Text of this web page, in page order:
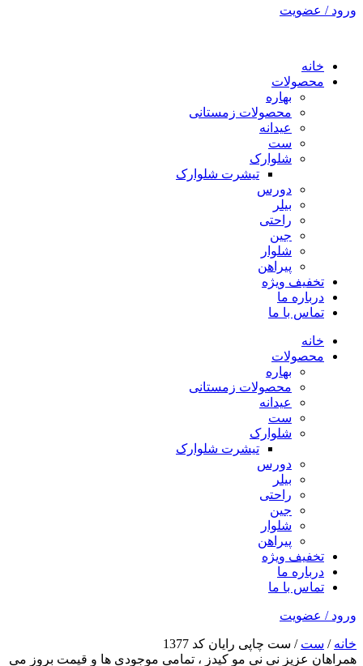
ورود / عضویت
خانه
محصولات
بهاره
محصولات زمستانی
عیدانه
ست
شلوارک
تیشرت شلوارک
دورس
بیلر
راحتی
جین
شلوار
پیراهن
تخفیف ویژه
درباره ما
تماس با ما
خانه
محصولات
بهاره
محصولات زمستانی
عیدانه
ست
شلوارک
تیشرت شلوارک
دورس
بیلر
راحتی
جین
شلوار
پیراهن
تخفیف ویژه
درباره ما
تماس با ما
ورود / عضویت
خانه / ست / ست چاپی رایان کد 1377
همراهان عزیز نی نی مو کیدز ، تمامی موجودی ها و قیمت بروز می